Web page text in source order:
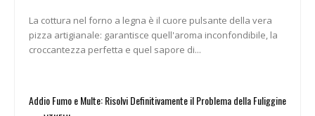
La cottura nel forno a legna è il cuore pulsante della vera
pizza artigianale: garantisce quell'aroma inconfondibile, la
croccantezza perfetta e quel sapore di...
Addio Fumo e Multe: Risolvi Definitivamente il Problema della Fuliggine